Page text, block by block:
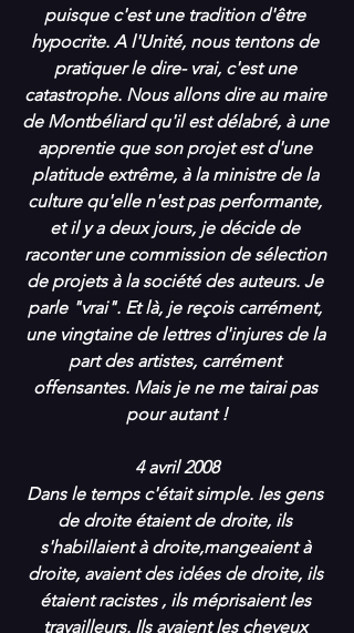
puisque c'est une tradition d'être
hypocrite. A l'Unité, nous tentons de
pratiquer le dire- vrai, c'est une
catastrophe. Nous allons dire au maire
de Montbéliard qu'il est délabré, à une
apprentie que son projet est d'une
platitude extrême, à la ministre de la
culture qu'elle n'est pas performante,
et il y a deux jours, je décide de
raconter une commission de sélection
de projets à la société des auteurs. Je
parle "vrai". Et là, je reçois carrément,
une vingtaine de lettres d'injures de la
part des artistes, carrément
offensantes. Mais je ne me tairai pas
pour autant !
4 avril 2008
Dans le temps c'était simple. les gens
de droite étaient de droite, ils
s'habillaient à droite,mangeaient à
droite, avaient des idées de droite, ils
étaient racistes , ils méprisaient les
travailleurs. Ils avaient les cheveux